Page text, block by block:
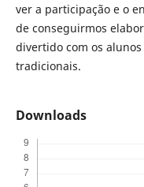
ver a participação e o
de conseguirmos
divertido com os
tradicionais.
Downloads